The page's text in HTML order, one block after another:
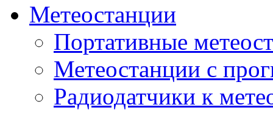
Метеостанции
Портативные
Метеостанции с
Радиодатчики к